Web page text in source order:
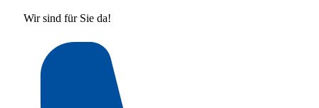
Wir sind für Sie da!